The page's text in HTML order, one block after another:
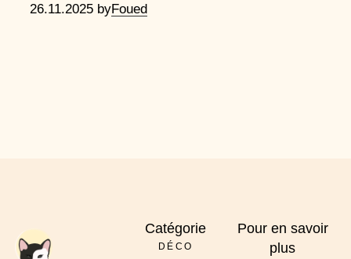
26.11.2025 byFoued
Catégorie
DÉCO
Pour en savoir
plus